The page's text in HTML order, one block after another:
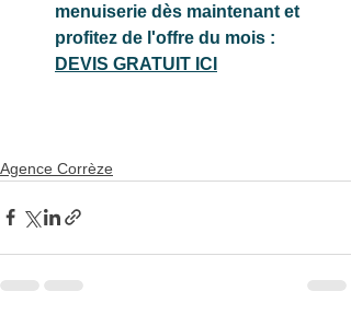
menuiserie dès maintenant et
profitez de l'offre du mois :
DEVIS GRATUIT ICI
Agence Corrèze